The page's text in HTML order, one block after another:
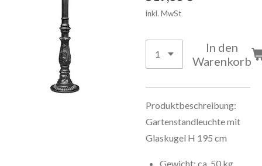
inkl. MwSt
In den
Warenkorb
Produktbeschreibung:
Gartenstandleuchte mit
Glaskugel H 195 cm
Gewicht: ca. 50 kg